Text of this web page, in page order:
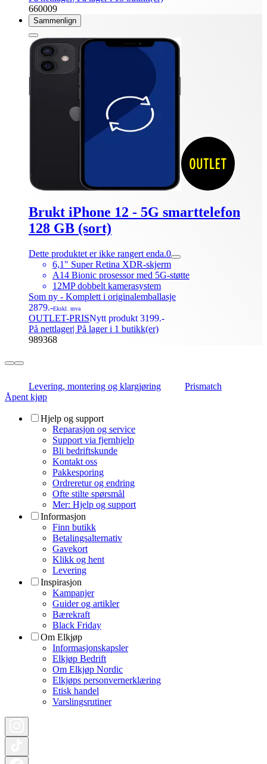
660009
Sammenlign
Brukt iPhone 12 - 5G smarttelefon
128 GB (sort)
Dette produktet er ikke rangert enda.0
6,1" Super Retina XDR-skjerm
A14 Bionic prosessor med 5G-støtte
12MP dobbelt kamerasystem
Som ny - Komplett i originalemballasje
2879.-Ekskl. mva
OUTLET-PRISNytt produkt 3199.-
På nettlager| På lager i 1 butikk(er)
989368
Levering, montering og klargjøring
Prismatch
Åpent kjøp
Hjelp og support
Reparasjon og service
Support via fjernhjelp
Bli bedriftskunde
Kontakt oss
Pakkesporing
Ordreretur og endring
Ofte stilte spørsmål
Mer: Hjelp og support
Informasjon
Finn butikk
Betalingsalternativ
Gavekort
Klikk og hent
Levering
Inspirasjon
Kampanjer
Guider og artikler
Bærekraft
Black Friday
Om Elkjøp
Informasjonskapsler
Elkjøp Bedrift
Om Elkjøp Nordic
Elkjøps personvernerklæring
Etisk handel
Varslingsrutiner